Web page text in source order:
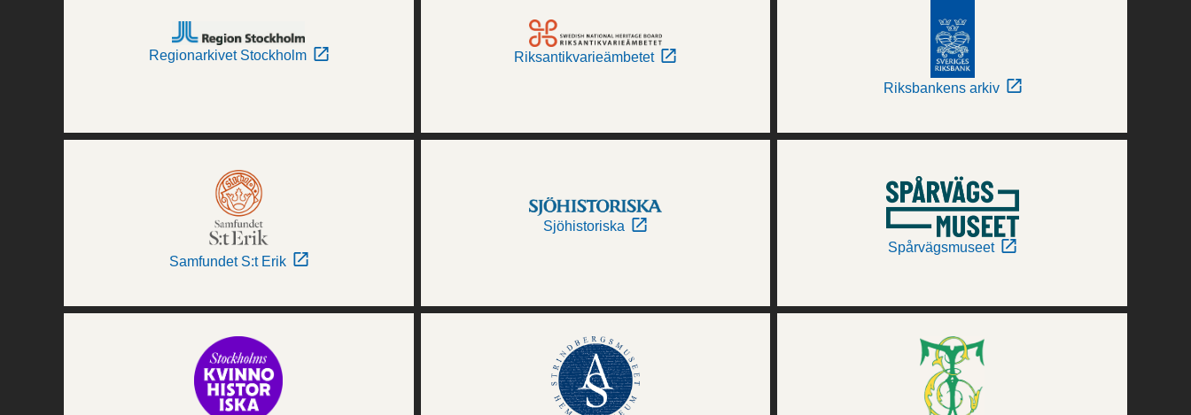
Regionarkivet Stockholm Riksantikvarieämbetet
Riksbankens arkiv
Samfundet S:t Erik
Sjöhistoriska
Spårvägsmuseet